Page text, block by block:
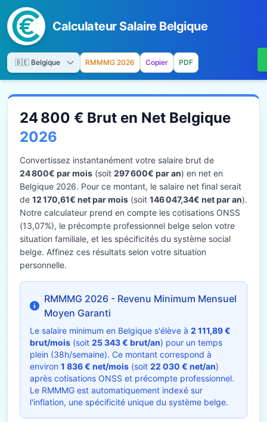
Calculateur Salaire Belgique
RMMMG 2026 Copier PDF
24 800 € Brut en Net Belgique
2026
Convertissez instantanément votre salaire brut de
24 800€ par mois (soit 297 600€ par an) en net en
Belgique 2026. Pour ce montant, le salaire net final serait
de 12 170,61€ net par mois (soit 146 047,34€ net par an).
Notre calculateur prend en compte les cotisations ONSS
(13,07%), le précompte professionnel belge selon votre
situation familiale, et les spécificités du système social
belge. Affinez ces résultats selon votre situation
personnelle.
RMMMG 2026 - Revenu Minimum Mensuel
Moyen Garanti
Le salaire minimum en Belgique s'élève à 2 111,89 €
brut/mois (soit 25 343 € brut/an) pour un temps
plein (38h/semaine). Ce montant correspond à
environ 1 836 € net/mois (soit 22 030 € net/an)
après cotisations ONSS et précompte professionnel.
Le RMMMG est automatiquement indexé sur
l'inflation, une spécificité unique du système belge.